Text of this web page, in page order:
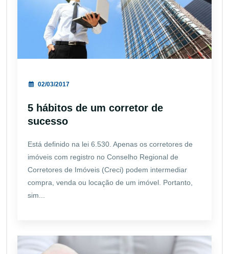
02/03/2017
5 hábitos de um corretor de
sucesso
Está definido na lei 6.530. Apenas os corretores de
imóveis com registro no Conselho Regional de
Corretores de Imóveis (Creci) podem intermediar
compra, venda ou locação de um imóvel. Portanto,
sim...